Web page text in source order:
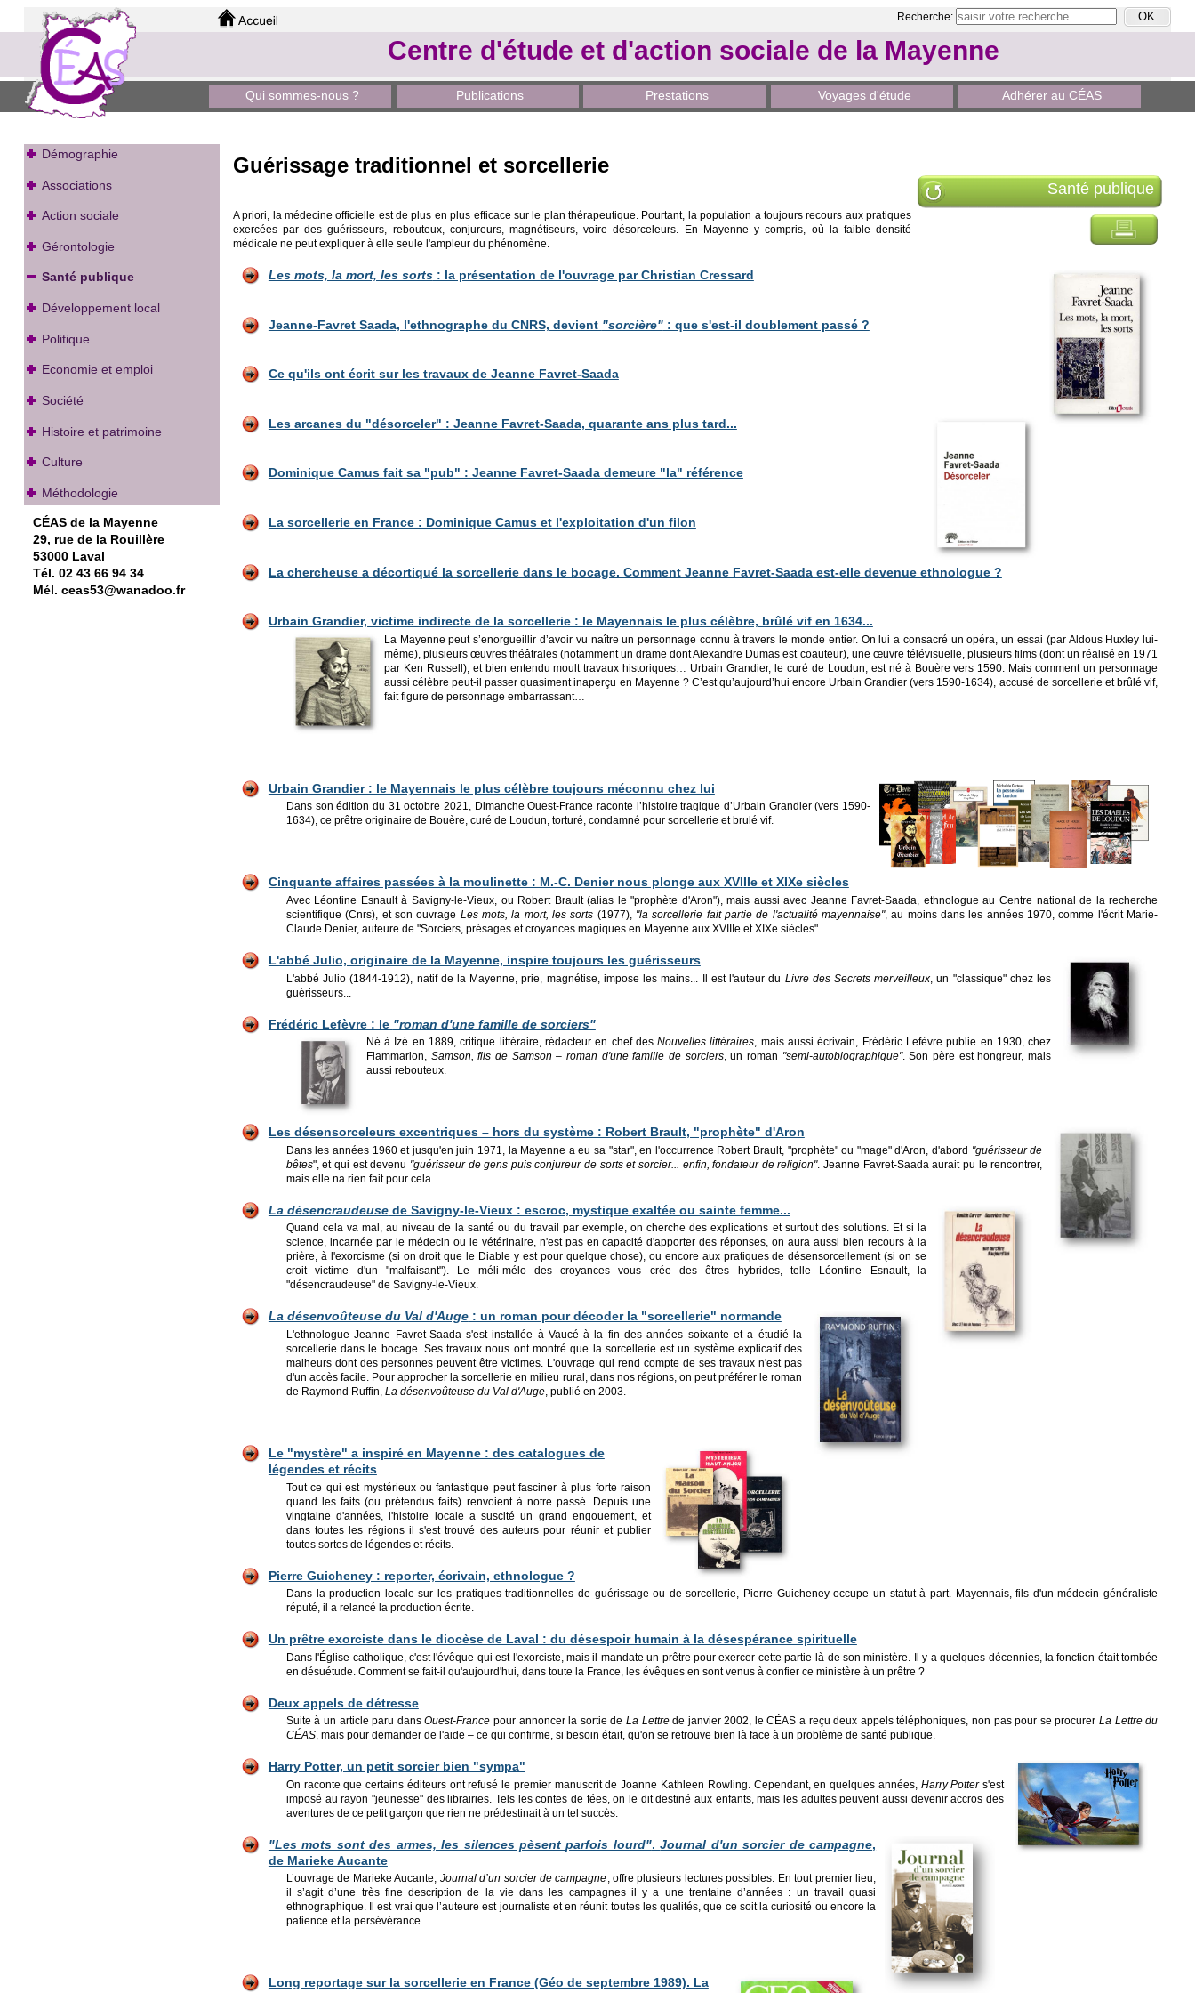
Recherche:
Centre d'étude et d'action sociale de la Mayenne
Qui sommes-nous ? Publications Prestations Voyages d'étude Adhérer au CÉAS
Démographie
Associations
Action sociale
Gérontologie
Santé publique
Développement local
Politique
Economie et emploi
Société
Histoire et patrimoine
Culture
Méthodologie
CÉAS de la Mayenne
29, rue de la Rouillère
53000 Laval
Tél. 02 43 66 94 34
Mél. ceas53@wanadoo.fr
Santé publique
Guérissage traditionnel et sorcellerie
A priori, la médecine officielle est de plus en plus efficace sur le plan thérapeutique. Pourtant, la population a toujours recours aux pratiques
exercées par des guérisseurs, rebouteux, conjureurs, magnétiseurs, voire désorceleurs. En Mayenne y compris, où la faible densité
médicale ne peut expliquer à elle seule l'ampleur du phénomène.
Les mots, la mort, les sorts: la présentation de l'ouvrage par Christian Cressard
Jeanne-Favret Saada, l'ethnographe du CNRS, devient "sorcière": que s'est-il doublement passé ?
Ce qu'ils ont écrit sur les travaux de Jeanne Favret-Saada
Les arcanes du "désorceler" : Jeanne Favret-Saada, quarante ans plus tard...
Dominique Camus fait sa "pub" : Jeanne Favret-Saada demeure "la" référence
La sorcellerie en France : Dominique Camus et l'exploitation d'un filon
La chercheuse a décortiqué la sorcellerie dans le bocage. Comment Jeanne Favret-Saada est-elle devenue ethnologue ?
Urbain Grandier, victime indirecte de la sorcellerie : le Mayennais le plus célèbre, brûlé vif en 1634...
La Mayenne peut s’enorgueillir d’avoir vu naître un personnage connu à travers le monde entier. On lui a consacré un opéra, un essai (par Aldous Huxley lui-
même), plusieurs œuvres théâtrales (notamment un drame dont Alexandre Dumas est coauteur), une œuvre télévisuelle, plusieurs films (dont un réalisé en 1971
par Ken Russell), et bien entendu moult travaux historiques… Urbain Grandier, le curé de Loudun, est né à Bouère vers 1590. Mais comment un personnage
aussi célèbre peut-il passer quasiment inaperçu en Mayenne ? C’est qu’aujourd’hui encore Urbain Grandier (vers 1590-1634), accusé de sorcellerie et brûlé vif,
fait figure de personnage embarrassant…
Urbain Grandier : le Mayennais le plus célèbre toujours méconnu chez lui
Dans son édition du 31 octobre 2021, Dimanche Ouest-France raconte l’histoire tragique d’Urbain Grandier (vers 1590-
1634), ce prêtre originaire de Bouère, curé de Loudun, torturé, condamné pour sorcellerie et brulé vif.
Cinquante affaires passées à la moulinette : M.-C. Denier nous plonge aux XVIIIe et XIXe siècles
Avec Léontine Esnault à Savigny-le-Vieux, ou Robert Brault (alias le "prophète d'Aron"), mais aussi avec Jeanne Favret-Saada, ethnologue au Centre national de la recherche
scientifique (Cnrs), et son ouvrage Les mots, la mort, les sorts (1977), "la sorcellerie fait partie de l'actualité mayennaise", au moins dans les années 1970, comme l'écrit Marie-
Claude Denier, auteure de "Sorciers, présages et croyances magiques en Mayenne aux XVIIIe et XIXe siècles".
L'abbé Julio, originaire de la Mayenne, inspire toujours les guérisseurs
L'abbé Julio (1844-1912), natif de la Mayenne, prie, magnétise, impose les mains... Il est l'auteur du Livre des Secrets merveilleux , un "classique" chez les
guérisseurs...
Frédéric Lefèvre : le "roman d'une famille de sorciers"
Né à Izé en 1889, critique littéraire, rédacteur en chef desNouvelles littéraires, mais aussi écrivain, Frédéric Lefèvre publie en 1930, chez
Flammarion, Samson, fils de Samson – roman d'une famille de sorciers, un roman "semi-autobiographique". Son père est hongreur, mais
aussi rebouteux.
Les désensorceleurs excentriques – hors du système : Robert Brault, "prophète" d'Aron
Dans les années 1960 et jusqu'en juin 1971, la Mayenne a eu sa "star", en l'occurrence Robert Brault, "prophète" ou "mage" d'Aron, d'abord "guérisseur de
bêtes", et qui est devenu "guérisseur de gens puis conjureur de sorts et sorcier... enfin, fondateur de religion". Jeanne Favret-Saada aurait pu le rencontrer,
mais elle na rien fait pour cela.
La désencraudeusede Savigny-le-Vieux : escroc, mystique exaltée ou sainte femme...
Quand cela va mal, au niveau de la santé ou du travail par exemple, on cherche des explications et surtout des solutions. Et si la
science, incarnée par le médecin ou le vétérinaire, n'est pas en capacité d'apporter des réponses, on aura aussi bien recours à la
prière, à l'exorcisme (si on droit que le Diable y est pour quelque chose), ou encore aux pratiques de désensorcellement (si on se
croit victime d'un "malfaisant"). Le méli-mélo des croyances vous crée des êtres hybrides, telle Léontine Esnault, la
"désencraudeuse" de Savigny-le-Vieux.
La désenvoûteuse du Val d'Auge: un roman pour décoder la "sorcellerie" normande
L'ethnologue Jeanne Favret-Saada s'est installée à Vaucé à la fin des années soixante et a étudié la
sorcellerie dans le bocage. Ses travaux nous ont montré que la sorcellerie est un système explicatif des
malheurs dont des personnes peuvent être victimes. L'ouvrage qui rend compte de ses travaux n'est pas
d'un accès facile. Pour approcher la sorcellerie en milieu rural, dans nos régions, on peut préférer le roman
de Raymond Ruffin, La désenvoûteuse du Val d'Auge, publié en 2003.
Le "mystère" a inspiré en Mayenne : des catalogues de
légendes et récits
Tout ce qui est mystérieux ou fantastique peut fasciner à plus forte raison
quand les faits (ou prétendus faits) renvoient à notre passé. Depuis une
vingtaine d'années, l'histoire locale a suscité un grand engouement, et
dans toutes les régions il s'est trouvé des auteurs pour réunir et publier
toutes sortes de légendes et récits.
Pierre Guicheney : reporter, écrivain, ethnologue ?
Dans la production locale sur les pratiques traditionnelles de guérissage ou de sorcellerie, Pierre Guicheney occupe un statut à part. Mayennais, fils d'un médecin généraliste
réputé, il a relancé la production écrite.
Un prêtre exorciste dans le diocèse de Laval : du désespoir humain à la désespérance spirituelle
Dans l'Église catholique, c'est l'évêque qui est l'exorciste, mais il mandate un prêtre pour exercer cette partie-là de son ministère. Il y a quelques décennies, la fonction était tombée
en désuétude. Comment se fait-il qu'aujourd'hui, dans toute la France, les évêques en sont venus à confier ce ministère à un prêtre ?
Deux appels de détresse
Suite à un article paru dansOuest-France pour annoncer la sortie de La Lettrede janvier 2002, le CÉAS a reçu deux appels téléphoniques, non pas pour se procurer La Lettre du
CÉAS, mais pour demander de l'aide – ce qui confirme, si besoin était, qu'on se retrouve bien là face à un problème de santé publique.
Harry Potter, un petit sorcier bien "sympa"
On raconte que certains éditeurs ont refusé le premier manuscrit de Joanne Kathleen Rowling. Cependant, en quelques années, Harry Potters'est
imposé au rayon "jeunesse" des librairies. Tels les contes de fées, on le dit destiné aux enfants, mais les adultes peuvent aussi devenir accros des
aventures de ce petit garçon que rien ne prédestinait à un tel succès.
"Les mots sont des armes, les silences pèsent parfois lourd".Journal d'un sorcier de campagne,
de Marieke Aucante
L’ouvrage de Marieke Aucante, Journal d’un sorcier de campagne, offre plusieurs lectures possibles. En tout premier lieu,
il s’agit d’une très fine description de la vie dans les campagnes il y a une trentaine d’années : un travail quasi
ethnographique. Il est vrai que l’auteure est journaliste et en réunit toutes les qualités, que ce soit la curiosité ou encore la
patience et la persévérance…
Long reportage sur la sorcellerieen France (Géo de septembre 1989). La